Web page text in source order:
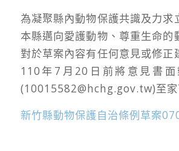
為凝聚縣內動物保護共識及力求
本縣邁向愛護動物、尊重生命的
對於草案內容有任何意見或修正
110年7月20日前將意見書
(10015582@hchg.gov.tw)至家
新竹縣動物保護自治條例草案